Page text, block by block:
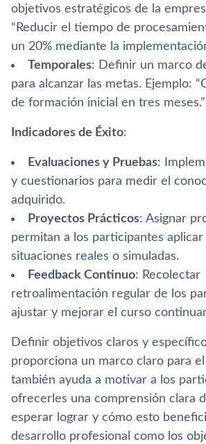
objetivos estratégicos de la
“Reducir el tiempo de
un 20% mediante la
Temporales: Definir un marco
para alcanzar las metas. Ejemplo:
de formación inicial en tres meses.”
Indicadores de Éxito:
Evaluaciones y Pruebas:
y cuestionarios para medir el
adquirido.
Proyectos Prácticos: Asignar
permitan a los participantes
situaciones reales o simuladas.
Feedback Continuo: Recolectar
retroalimentación regular de los
ajustar y mejorar el curso
Definir objetivos claros y
proporciona un marco claro para
también ayuda a motivar a los
ofrecerles una comprensión clara
esperar lograr y cómo esto
desarrollo profesional como los